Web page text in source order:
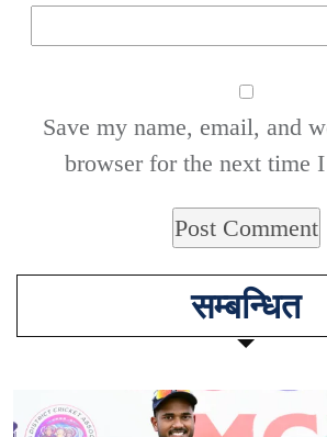
Save my name, email, and
browser for the next time
सम्बन्धित